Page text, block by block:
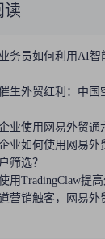
读
务员如何利用AI智
生外贸红利：中国
业使用网易外贸通
业如何使用网易外
筛选？
用TradingClaw提高
营销触客，网易外